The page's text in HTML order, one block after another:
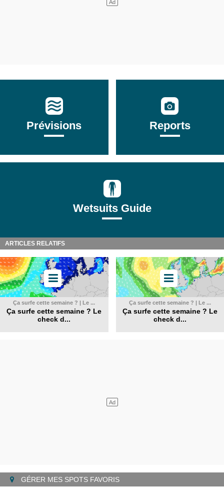
Prévisions Reports
Wetsuits Guide
ARTICLES RELATIFS
Ça surfe cette semaine ? | Le ...
Ça surfe cette semaine ? Le
check d...
Ça surfe cette semaine ? | Le ...
Ça surfe cette semaine ? Le
check d...
GÉRER MES SPOTS FAVORIS